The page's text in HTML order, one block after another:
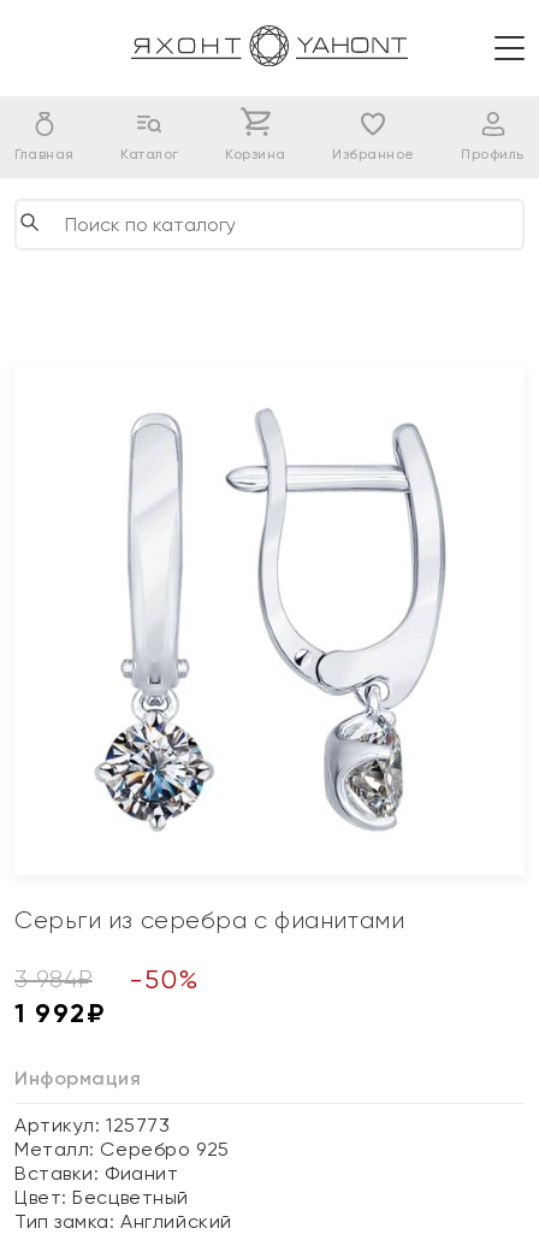
Главная Каталог Корзина Избранное Профиль
Серьги из серебра с фианитами
3 984₽ -50%
1 992₽
Информация
Артикул: 125773
Металл: Серебро 925
Вставки: Фианит
Цвет:Бесцветный
Тип замка:Английский